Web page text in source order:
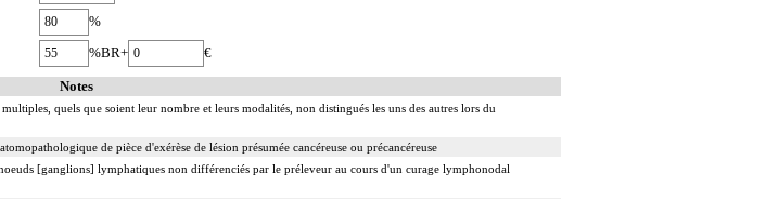
%
%BR+ €
Notes
quels que soient leur nombre et leurs modalités, non distingués les uns des autres lors du
de pièce d'exérèse de lésion présumée cancéreuse ou précancéreuse
[ganglions] lymphatiques non différenciés par le préleveur au cours d'un curage lymphonodal